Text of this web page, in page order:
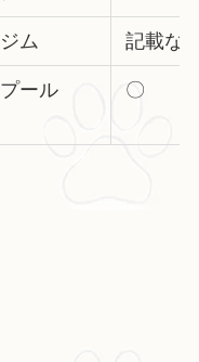
ジム 記載な
プール 〇